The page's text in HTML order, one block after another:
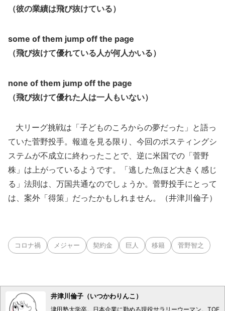
（彼の業績は飛び抜けている）
some of them jump off the page
（飛び抜けて優れている人が何人かいる）
none of them jump off the page
（飛び抜けて優れた人は一人もいない）
大リーグ挑戦は「子どものころからの夢だった」と語っ
ていた菅野投手。報道を見る限り、今回のポスティングシ
ステムが不成立に終わったことで、逆に米国での「菅野
株」は上がっているようです。「逃した魚ほど大きく感じ
る」法則は、万国共通なのでしょうか。菅野投手にとって
は、案外「得策」だったかもしれません。（井津川倫子）
コロナ禍 メジャー 契約金 巨人 移籍 菅野智之
井津川倫子（いつかわりんこ）
津田塾大学卒。日本企業に勤める現役サラリーウーマン。TOE